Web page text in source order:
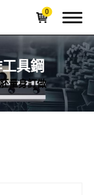
0
具鋼
量身訂做